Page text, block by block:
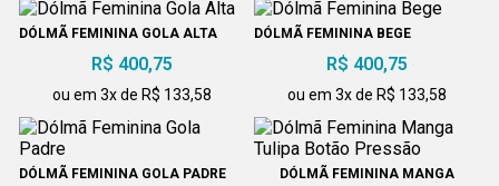
DÓLMÃ FEMININA GOLA ALTA
R$ 400,75
ou em 3x de R$ 133,58
DÓLMÃ FEMININA BEGE
R$ 400,75
ou em 3x de R$ 133,58
DÓLMÃ FEMININA GOLA PADRE
DÓLMÃ FEMININA MANGA